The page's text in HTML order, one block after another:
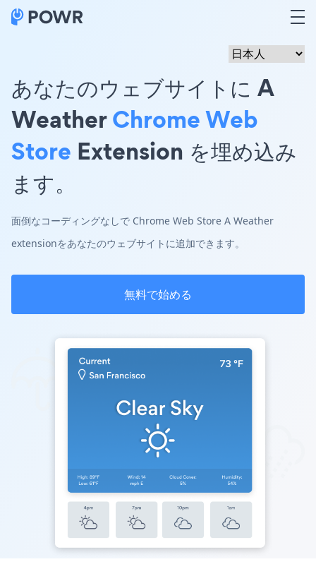
あなたのウェブサイトに A
WeatherChrome Web
Store Extension を埋め込み
ます。
面倒なコーディングなしで Chrome Web Store A Weather
extensionをあなたのウェブサイトに追加できます。
無料で始める